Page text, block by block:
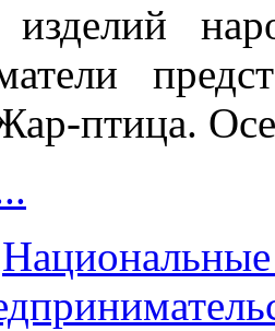
изделий
птица.